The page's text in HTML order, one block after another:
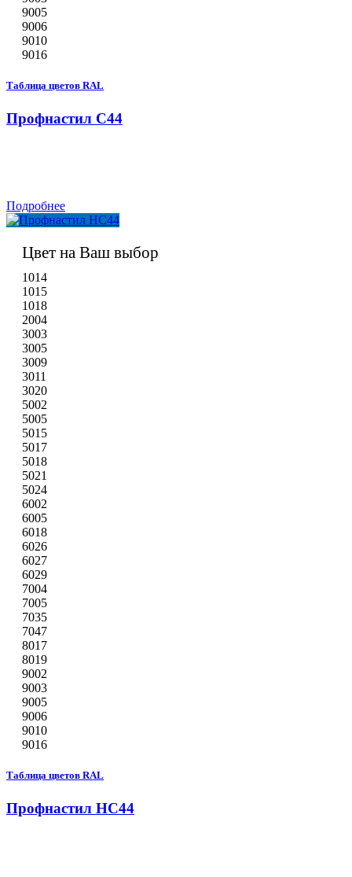
9005
9006
9010
9016
Таблица цветов RAL
Профнастил С44
Подробнее
Цвет на Ваш выбор
1014
1015
1018
2004
3003
3005
3009
3011
3020
5002
5005
5015
5017
5018
5021
5024
6002
6005
6018
6026
6027
6029
7004
7005
7035
7047
8017
8019
9002
9003
9005
9006
9010
9016
Таблица цветов RAL
Профнастил НС44